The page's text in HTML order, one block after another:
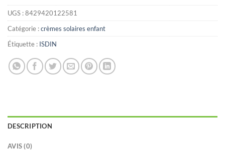
UGS :8429420122581
Catégorie :crèmes solaires enfant
Étiquette : ISDIN
DESCRIPTION
AVIS (0)